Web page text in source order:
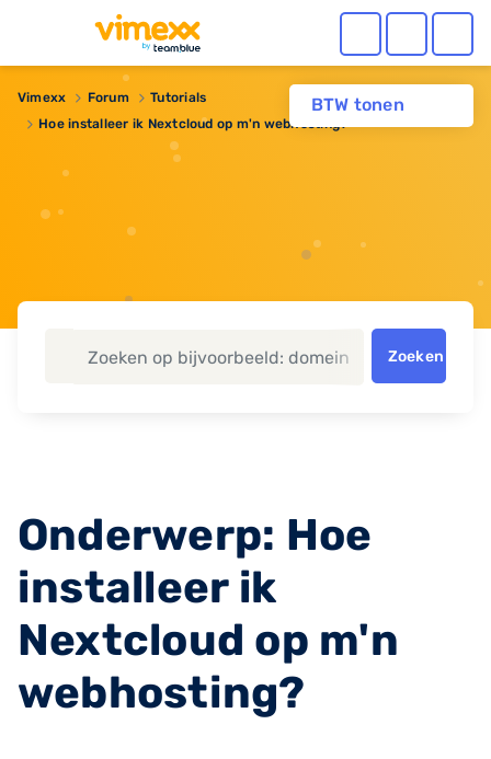
BTW tonen
Vimexx Forum
Tutorials
Hoe installeer ik Nextcloud op m'n webhosting?
Zoeken
Onderwerp: Hoe
installeer ik
Nextcloud op m'n
webhosting?